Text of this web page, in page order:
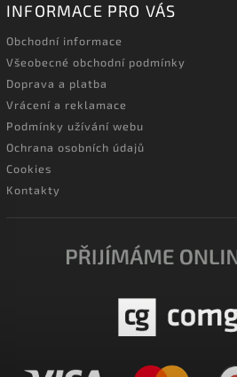
INFORMACE PRO VÁS
Obchodní informace
Všeobecné obchodní podmínky
Doprava a platba
Vrácení a reklamace
Podmínky užívání webu
Ochrana osobních údajů
Cookies
Kontakty